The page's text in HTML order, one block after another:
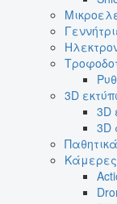
3D
3D
3D
Κάμερες